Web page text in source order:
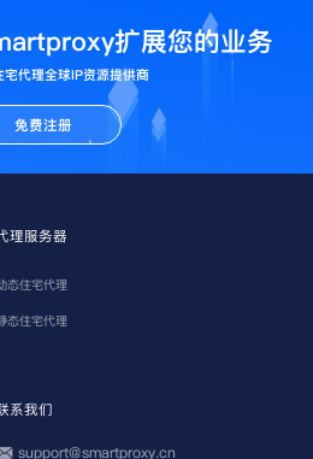
扩展您的业务
宅代理全球IP资源提供商
免费注册
理服务器
态住宅代理
态住宅代理
系我们
support@smartproxy.cn